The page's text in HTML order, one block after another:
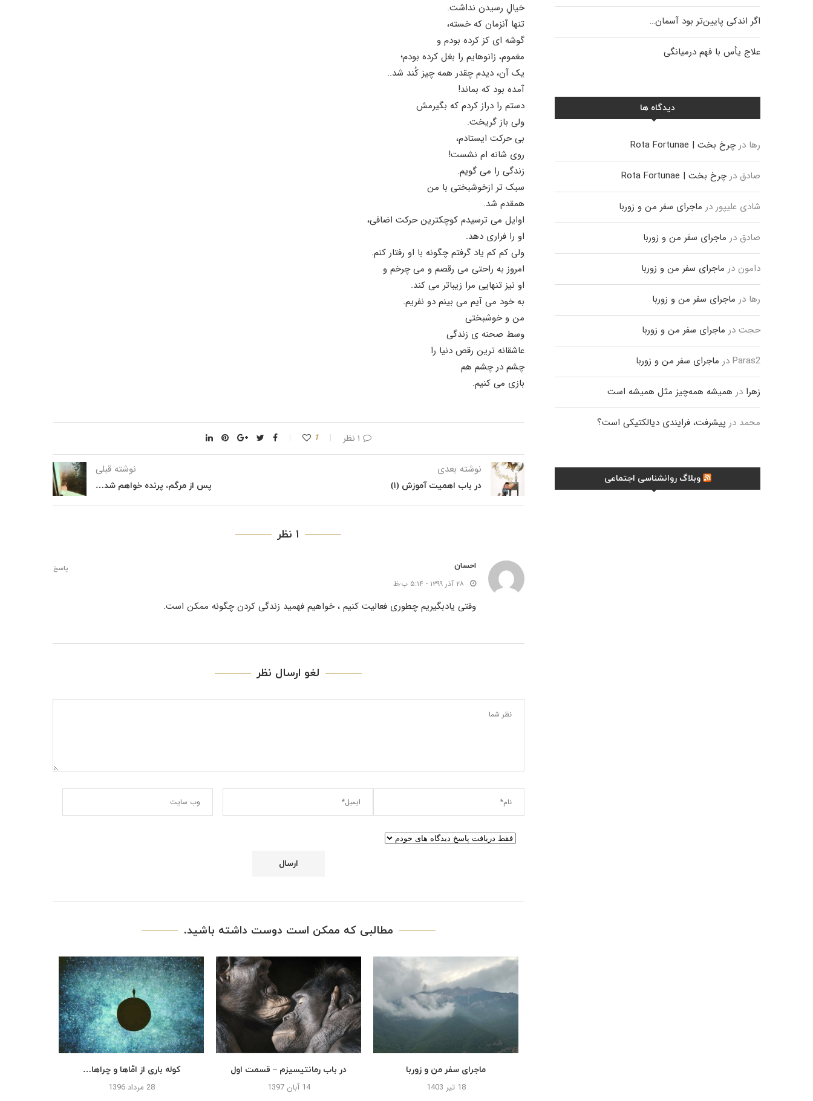
خیالِ رسیدن نداشت.
تنها آنزمان که خسته،
گوشه ای کز کرده بودم و
مغموم، زانوهایم را بغل کرده بودم؛
یک آن، دیدم چقدر همه چیز کُند شد..
آمده بود که بماند!
دستم را دراز کردم که بگیرمش
ولی باز گریخت.
بی حرکت ایستادم،
روی شانه ام نشست!
زندگی را می گویم.
سبک تر ازخوشبختی با من
همقدم شد.
اوایل می ترسیدم کوچکترین حرکت اضافی،
او را فراری دهد.
ولی کم کم یاد گرفتم چگونه با او رفتار کنم.
امروز به راحتی می رقصم و می چرخم و
او نیز تنهایی مرا زیباتر می کند.
به خود می آیم می بینم دو نفریم.
من و خوشبختی
وسط صحنه ی زندگی
عاشقانه ترین رقص دنیا را
چشم در چشم هم
بازی می کنیم.
۱ نظر 1
نوشته قبلی
پس از مرگم، پرنده خواهم شد…
نوشته بعدی
در باب اهمیت آموزش (١)
۱ نظر
احسان
۲۸ آذر ۱۳۹۹ - ۵:۱۴ ب٫ظ
وقتی یادبگیریم چطوری فعالیت کنیم ، خواهیم فهمید زندگی کردن چگونه ممکن است.
پاسخ
لغو ارسال نظر
مطالبی که ممکن است دوست داشته باشید.
ماجرای سفر من و زوربا
18 تیر 1403
در باب رمانتیسیزم – قسمت اول
14 آبان 1397
کوله باری از امّاها و چراها…
28 مرداد 1396
اگر اندکی پایین‌تر بود آسمان…
علاج یأس با فهم درمیانگی
دیدگاه ها
رها درچرخ بخت | Rota Fortunae
صادق درچرخ بخت | Rota Fortunae
شادی علیپور در ماجرای سفر من و زوربا
صادق در ماجرای سفر من و زوربا
دامون در ماجرای سفر من و زوربا
رها در ماجرای سفر من و زوربا
حجت در ماجرای سفر من و زوربا
Paras2 در ماجرای سفر من و زوربا
زهرا در همیشه همه‌چیز مثل همیشه است
محمد در پیشرفت، فرایندی دیالکتیکی است؟
وبلاگ روانشناسی اجتماعی